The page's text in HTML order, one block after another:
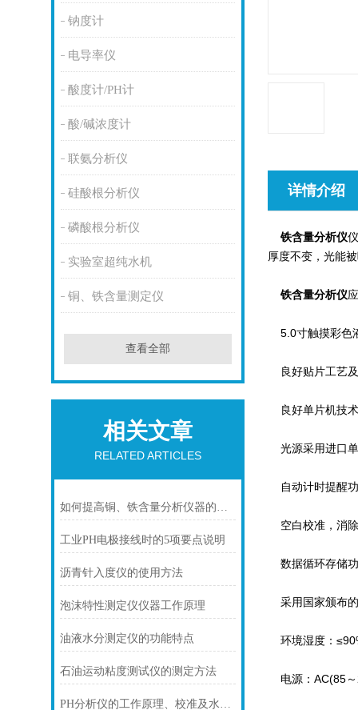
钠度计
电导率仪
酸度计/PH计
酸/碱浓度计
联氨分析仪
硅酸根分析仪
磷酸根分析仪
实验室超纯水机
铜、铁含量测定仪
查看全部
相关文章
RELATED ARTICLES
如何提高铜、铁含量分析仪器的工作效率？
工业PH电极接线时的5项要点说明
沥青针入度仪的使用方法
泡沫特性测定仪仪器工作原理
油液水分测定仪的功能特点
石油运动粘度测试仪的测定方法
PH分析仪的工作原理、校准及水样测量
详情介绍
铁含量分析仪
厚度不变，光能
铁含量分析仪
5.0寸触摸彩色
良好贴片工艺及
良好单片机技
光源采用进口单
自动计时提醒功
空白校准，消除
数据循环存储功
采用国家颁布的
环境湿度：
电源：AC(85～